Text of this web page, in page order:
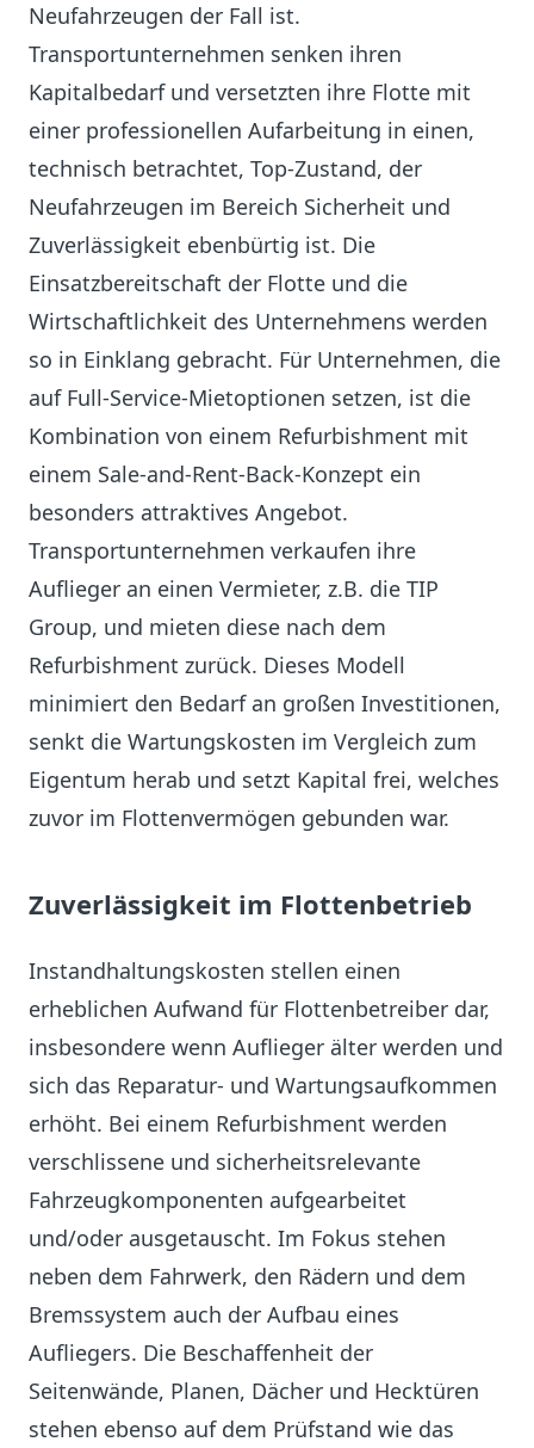
Neufahrzeugen der Fall ist.
Transportunternehmen senken ihren
Kapitalbedarf und versetzten ihre Flotte mit
einer professionellen Aufarbeitung in einen,
technisch betrachtet, Top-Zustand, der
Neufahrzeugen im Bereich Sicherheit und
Zuverlässigkeit ebenbürtig ist. Die
Einsatzbereitschaft der Flotte und die
Wirtschaftlichkeit des Unternehmens werden
so in Einklang gebracht. Für Unternehmen, die
auf Full-Service-Mietoptionen setzen, ist die
Kombination von einem Refurbishment mit
einem Sale-and-Rent-Back-Konzept ein
besonders attraktives Angebot.
Transportunternehmen verkaufen ihre
Auflieger an einen Vermieter, z.B. die TIP
Group, und mieten diese nach dem
Refurbishment zurück. Dieses Modell
minimiert den Bedarf an großen Investitionen,
senkt die Wartungskosten im Vergleich zum
Eigentum herab und setzt Kapital frei, welches
zuvor im Flottenvermögen gebunden war.
Zuverlässigkeit im Flottenbetrieb
Instandhaltungskosten stellen einen
erheblichen Aufwand für Flottenbetreiber dar,
insbesondere wenn Auflieger älter werden und
sich das Reparatur- und Wartungsaufkommen
erhöht. Bei einem Refurbishment werden
verschlissene und sicherheitsrelevante
Fahrzeugkomponenten aufgearbeitet
und/oder ausgetauscht. Im Fokus stehen
neben dem Fahrwerk, den Rädern und dem
Bremssystem auch der Aufbau eines
Aufliegers. Die Beschaffenheit der
Seitenwände, Planen, Dächer und Hecktüren
stehen ebenso auf dem Prüfstand wie das